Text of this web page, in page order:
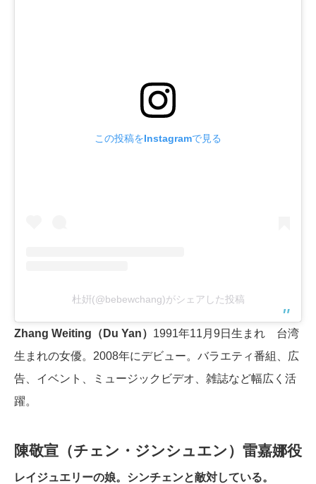
この投稿をInstagramで見る
杜姸(@bebewchang)がシェアした投稿
Zhang Weiting（Du Yan） 1991年11月9日生まれ 台湾
生まれの女優。2008年にデビュー。バラエティ番組、広
告、イベント、ミュージックビデオ、雑誌など幅広く活
躍。
陳敬宣（チェン・ジンシュエン）雷嘉娜役
レイジュエリーの娘。シンチェンと敵対している。